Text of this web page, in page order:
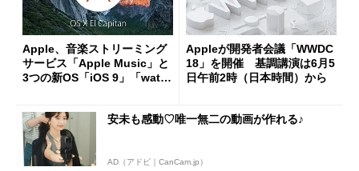
Apple、音楽ストリーミング
サービス「Apple Music」と
3つの新OS「iOS 9」「watc
Appleが開発者会議「WWDC
18」を開催 基調講演は6月5
日午前2時（日本時間）から
安未も感動♡唯一無二の動画が作れる♪
AD（アドビ｜CanCam.jp）